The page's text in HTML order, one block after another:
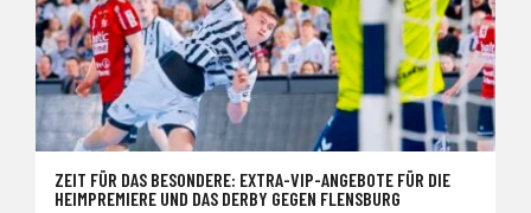
ZEIT FÜR DAS BESONDERE: EXTRA-VIP-ANGEBOTE FÜR DIE
HEIMPREMIERE UND DAS DERBY GEGEN FLENSBURG